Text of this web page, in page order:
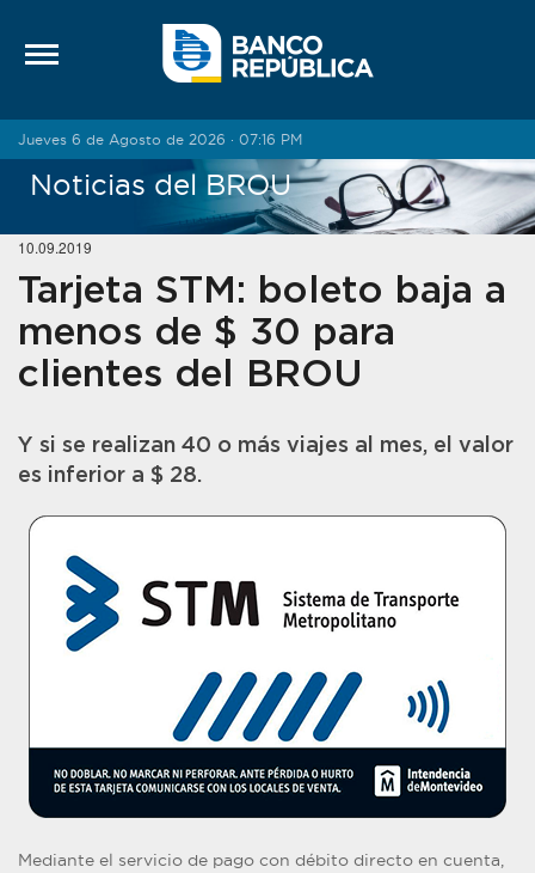
Jueves 6 de Agosto de 2026 · 07:16 PM
Noticias del BROU
10.09.2019
Tarjeta STM: boleto baja a
menos de $ 30 para
clientes del BROU
Y si se realizan 40 o más viajes al mes, el valor
es inferior a $ 28.
Mediante el servicio de pago con débito directo en cuenta,